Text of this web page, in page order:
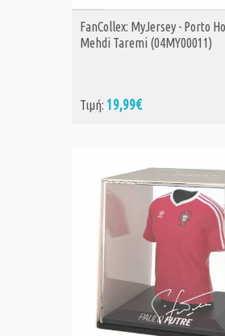
ΑΓΟΡΑ
FanCollex: MyJersey - Porto
Mehdi Taremi (04MY00011)
Τιμή: 19,99€